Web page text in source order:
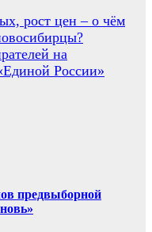
рост цен – о чём
на
России»
предвыборной